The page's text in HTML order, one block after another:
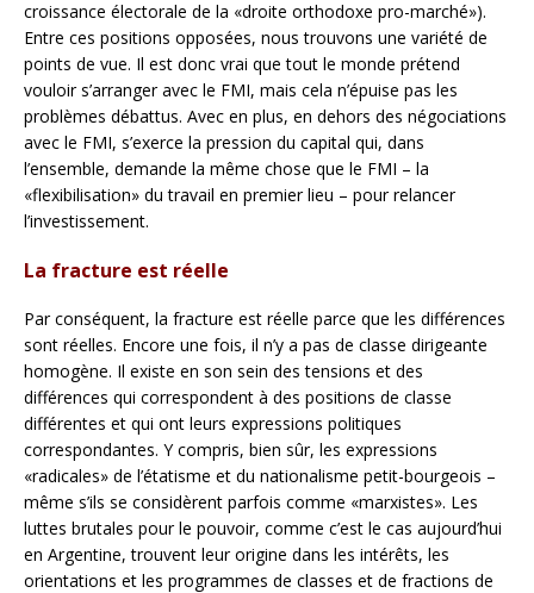
croissance électorale de la «droite orthodoxe pro-marché»).
Entre ces positions opposées, nous trouvons une variété de
points de vue. Il est donc vrai que tout le monde prétend
vouloir s’arranger avec le FMI, mais cela n’épuise pas les
problèmes débattus. Avec en plus, en dehors des négociations
avec le FMI, s’exerce la pression du capital qui, dans
l’ensemble, demande la même chose que le FMI – la
«flexibilisation» du travail en premier lieu – pour relancer
l’investissement.
La fracture est réelle
Par conséquent, la fracture est réelle parce que les différences
sont réelles. Encore une fois, il n’y a pas de classe dirigeante
homogène. Il existe en son sein des tensions et des
différences qui correspondent à des positions de classe
différentes et qui ont leurs expressions politiques
correspondantes. Y compris, bien sûr, les expressions
«radicales» de l’étatisme et du nationalisme petit-bourgeois –
même s’ils se considèrent parfois comme «marxistes». Les
luttes brutales pour le pouvoir, comme c’est le cas aujourd’hui
en Argentine, trouvent leur origine dans les intérêts, les
orientations et les programmes de classes et de fractions de